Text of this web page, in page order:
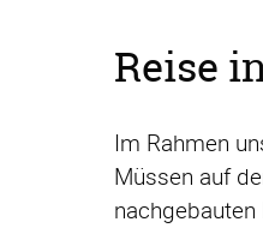
Reise
Im Rahmen
Müssen auf